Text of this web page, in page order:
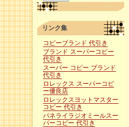
リンク集
コピーブランド 代引き
ブランド スーパーコピー
代引き
スーパー コピー ブランド
代引き
ロレックス スーパーコピ
ー優良店
ロレックスヨットマスター
コピー 代引き
パネライラジオミールスー
パーコピー 代引き